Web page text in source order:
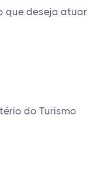
que deseja atuar
do Turismo